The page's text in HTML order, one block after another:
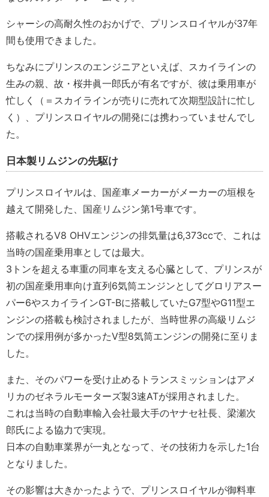
シャーシの高耐久性のおかげで、プリンスロイヤルが37年
間も使用できました。
ちなみにプリンスのエンジニアといえば、スカイラインの
生みの親、故・桜井眞一郎氏が有名ですが、彼は乗用車が
忙しく（＝スカイラインが売りに売れて次期型設計に忙し
く）、プリンスロイヤルの開発には携わっていませんでし
た。
日本製リムジンの先駆け
プリンスロイヤルは、国産車メーカーがメーカーの垣根を
越えて開発した、国産リムジン第1号車です。
搭載されるV8 OHVエンジンの排気量は6,373ccで、これは
当時の国産乗用車としては最大。
3トンを超える車重の同車を支える心臓として、プリンスが
初の国産乗用車向け直列6気筒エンジンとしてグロリアスー
パー6やスカイラインGT-Bに搭載していたG7型やG11型エ
ンジンの搭載も検討されましたが、当時世界の高級リムジ
ンでの採用例が多かったV型8気筒エンジンの開発に至りま
した。
また、そのパワーを受け止めるトランスミッションはアメ
リカのゼネラルモーターズ製3速ATが採用されました。
これは当時の自動車輸入会社最大手のヤナセ社長、梁瀬次
郎氏による協力で実現。
日本の自動車業界が一丸となって、その技術力を示した1台
となりました。
その影響は大きかったようで、プリンスロイヤルが御料車